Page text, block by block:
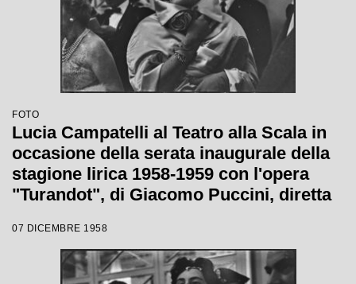
FOTO
Lucia Campatelli al Teatro alla Scala in
occasione della serata inaugurale della
stagione lirica 1958-1959 con l'opera
"Turandot", di Giacomo Puccini, diretta
Margherita Wallmann
07 DICEMBRE 1958